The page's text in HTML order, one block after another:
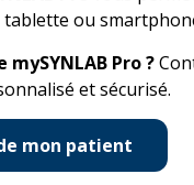
ou
Pro ?
et sécurisé.
mon patient